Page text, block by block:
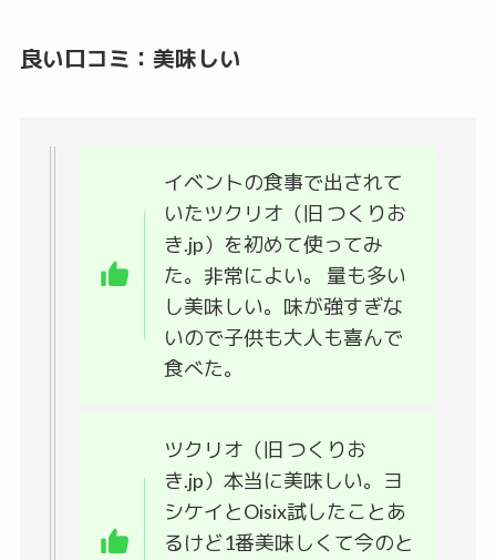
良い口コミ：美味しい
イベントの食事で出されて
いたツクリオ（旧 つくりお
き.jp）を初めて使ってみ
た。非常によい。 量も多い
し美味しい。味が強すぎな
いので子供も大人も喜んで
食べた。
ツクリオ（旧 つくりお
き.jp）本当に美味しい。ヨ
シケイとOisix試したことあ
るけど1番美味しくて今のと